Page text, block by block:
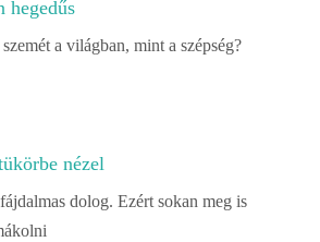
hegedűs
a világban, mint a szépség?
nézel
dolog. Ezért sokan meg is